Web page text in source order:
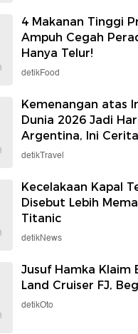
4 Makanan Tinggi
Ampuh Cegah
Hanya Telur!
detikFood
Kemenangan atas
Dunia 2026 Jadi
Argentina, Ini
detikTravel
Kecelakaan Kapal
Disebut Lebih
Titanic
detikNews
Jusuf Hamka Klaim
Land Cruiser FJ,
detikOto